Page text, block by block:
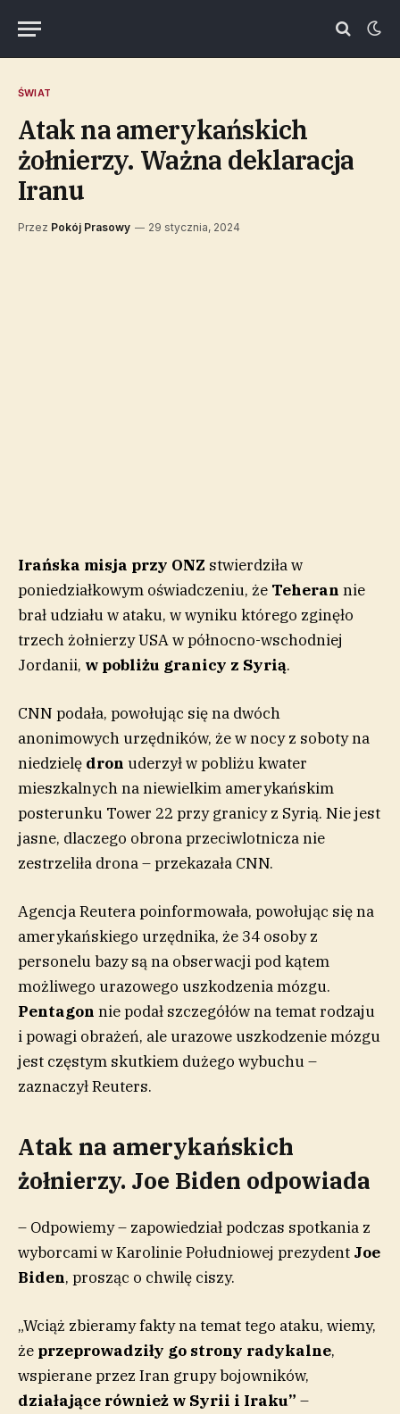
ŚWIAT
Atak na amerykańskich
żołnierzy. Ważna deklaracja
Iranu
Przez Pokój Prasowy 29 stycznia, 2024
Irańska misja przy ONZ stwierdziła w
poniedziałkowym oświadczeniu, że Teheran nie
brał udziału w ataku, w wyniku którego zginęło
trzech żołnierzy USA w północno-wschodniej
Jordanii, w pobliżu granicy z Syrią.
CNN podała, powołując się na dwóch
anonimowych urzędników, że w nocy z soboty na
niedzielę dron uderzył w pobliżu kwater
mieszkalnych na niewielkim amerykańskim
posterunku Tower 22 przy granicy z Syrią. Nie jest
jasne, dlaczego obrona przeciwlotnicza nie
zestrzeliła drona – przekazała CNN.
Agencja Reutera poinformowała, powołując się na
amerykańskiego urzędnika, że 34 osoby z
personelu bazy są na obserwacji pod kątem
możliwego urazowego uszkodzenia mózgu.
Pentagon nie podał szczegółów na temat rodzaju
i powagi obrażeń, ale urazowe uszkodzenie mózgu
jest częstym skutkiem dużego wybuchu –
zaznaczył Reuters.
Atak na amerykańskich
żołnierzy. Joe Biden odpowiada
– Odpowiemy – zapowiedział podczas spotkania z
wyborcami w Karolinie Południowej prezydent Joe
Biden, prosząc o chwilę ciszy.
„Wciąż zbieramy fakty na temat tego ataku, wiemy,
że przeprowadziły go strony radykalne,
wspierane przez Iran grupy bojowników,
działające również w Syrii i Iraku” –